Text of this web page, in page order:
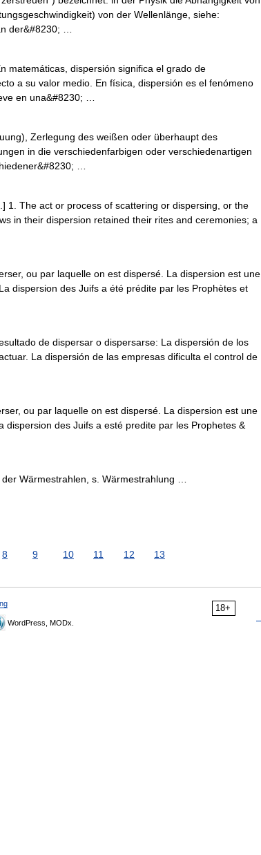
von der Wellenlänge, siehe:
der&#8230; …
matemáticas, dispersión significa el grado de
a su valor medio. En física, dispersión es el fenómeno
en una&#8230; …
Zerlegung des weißen oder überhaupt des
in die verschiedenfarbigen oder verschiedenartigen
…
1. The act or process of scattering or dispersing, or the
in their dispersion retained their rites and ceremonies; a
ou par laquelle on est dispersé. La dispersion est une
dispersion des Juifs a été prédite par les Prophètes et
de dispersar o dispersarse: La dispersión de los
La dispersión de las empresas dificulta el control de
ou par laquelle on est dispersé. La dispersion est une
dispersion des Juifs a esté predite par les Prophetes &
Wärmestrahlen, s. Wärmestrahlung …
8 9 10 11 12 13
18+
WordPress, MODx.